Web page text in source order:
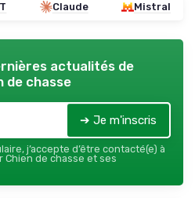
Claude Mistral
actualités de
de chasse
➔ Je m'inscris
j’accepte d’être contacté(e) à
Chien de chasse et ses